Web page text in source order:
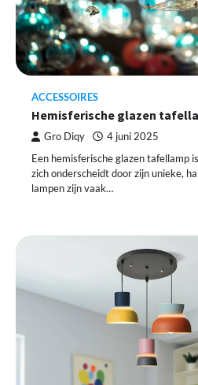
ACCESSOIRES
Hemisferische glazen
Gro Diqy 4 juni 2025
Een hemisferische glazen tafellamp
zich onderscheidt door zijn unieke,
lampen zijn vaak…